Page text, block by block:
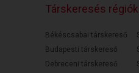
Társkeresés
Békéscsabai társkereső
Budapesti társkereső
Debreceni társkereső